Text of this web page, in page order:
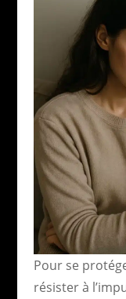
Pour se
résister à